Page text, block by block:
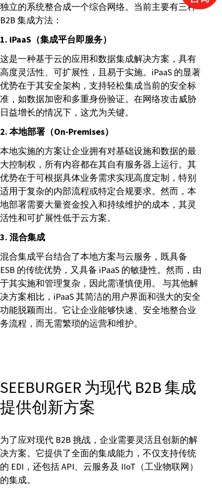
独立的系统整合成一个综合网络。当前主要有三种
B2B 集成方法：
1. iPaaS（集成平台即服务）
这是一种基于云的应用和数据集成解决方案，具有
高度灵活性、可扩展性，且易于实施。iPaaS 的显著
优势在于其安全架构，支持轻松集成当前的安全标
准，如数据加密和多重身份验证。在网络攻击威胁
日益增长的情况下，这尤为关键。
2. 本地部署（On-Premises）
本地实施的方案让企业拥有对基础设施和数据的最
大控制权，所有内容都在其自有服务器上运行。其
优势在于可根据具体业务需求实现高度定制，特别
适用于复杂的内部流程或特定合规要求。然而，本
地部署需要大量资金投入和持续维护的成本，其灵
活性和可扩展性低于云方案。
3. 混合集成
混合集成平台结合了本地方案与云服务，既具备
ESB 的传统优势，又具备 iPaaS 的敏捷性。然而，由
于其实施和管理复杂，因此需谨慎使用。 与其他解
决方案相比，iPaaS 其简洁的用户界面和强大的安全
功能脱颖而出。它让企业能够快速、安全地整合业
务流程，而无需繁琐的运营和维护。
SEEBURGER 为现代 B2B 集成
提供创新方案
为了应对现代 B2B 挑战，企业需要灵活且创新的解
决方案。它提供了全面的集成能力，不仅支持传统
的 EDI，还包括 API、云服务及 IIoT（工业物联网）
的集成。